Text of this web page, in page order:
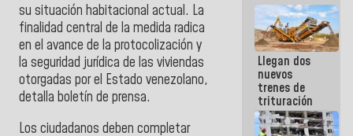
su situación habitacional actual. La
finalidad central de la medida radica
en el avance de la protocolización y
la seguridad jurídica de las viviendas
otorgadas por el Estado venezolano,
detalla boletín de prensa.
Los ciudadanos deben completar
Llegan dos
nuevos
trenes de
trituración
para
optimizar